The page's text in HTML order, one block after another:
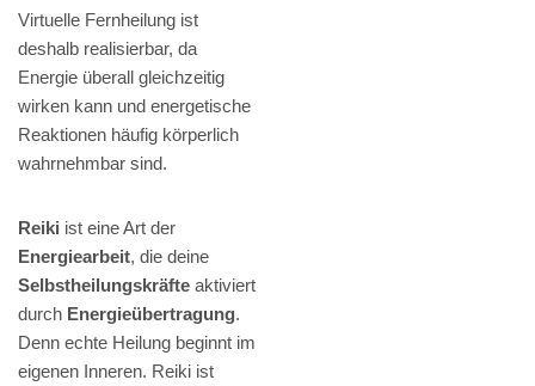
Virtuelle Fernheilung ist
deshalb realisierbar, da
Energie überall gleichzeitig
wirken kann und energetische
Reaktionen häufig körperlich
wahrnehmbar sind.
Reiki ist eine Art der
Energiearbeit, die deine
Selbstheilungskräfte aktiviert
durch Energieübertragung.
Denn echte Heilung beginnt im
eigenen Inneren. Reiki ist